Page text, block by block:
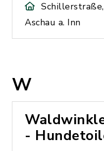
Aschau a. Inn
W
-